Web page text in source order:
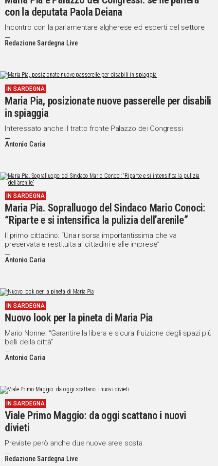
con la deputata Paola Deiana
Incontro con la parlamentare algherese ed esperti del settore
Redazione Sardegna Live
IN SARDEGNA
Maria Pia, posizionate nuove passerelle per disabili
in spiaggia
Interessato anche il tratto fronte Palazzo dei Congressi
Antonio Caria
IN SARDEGNA
Maria Pia. Sopralluogo del Sindaco Mario Conoci:
“Riparte e si intensifica la pulizia dell’arenile”
Il primo cittadino: “Una risorsa importantissima che va
preservata e restituita ai cittadini e alle imprese”
Antonio Caria
IN SARDEGNA
Nuovo look per la pineta di Maria Pia
Mario Nonne: “Garantire la libera e sicura fruizione degli spazi più
belli della città”
Antonio Caria
IN SARDEGNA
Viale Primo Maggio: da oggi scattano i nuovi
divieti
Previste però anche due nuove aree sosta
Redazione Sardegna Live